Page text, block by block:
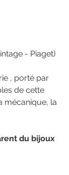
vintage - Piaget)
, porté par
de cette
mécanique, la
du bijoux